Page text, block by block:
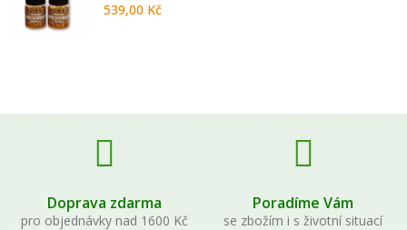
539,00 Kč
Doprava zdarma
pro objednávky nad 1600 Kč
Poradíme Vám
se zbožím i s životní situací